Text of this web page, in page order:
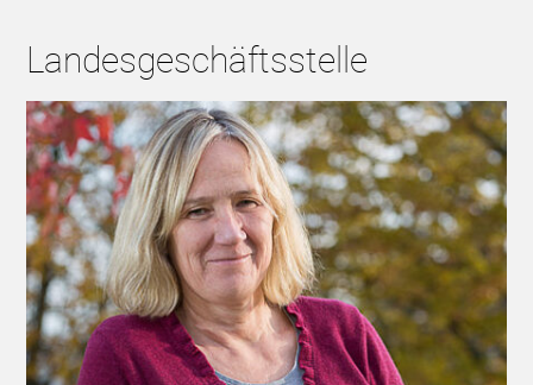
Landesgeschäftsstelle